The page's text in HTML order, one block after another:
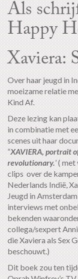
Als
Happy
Xaviera:
Over haar jeugd in
moeizame relatie
Kind Af.
Deze lezing kan
in combinatie met
scenes uit haar
“XAVIERA, portrait
revolutionary.’ (
clips over de
Nederlands Indië,
Jeugd in
interviews met
bekenden
collega/sexpert
die Xaviera als Sex
beschouwt.)
Dit boek zou ten